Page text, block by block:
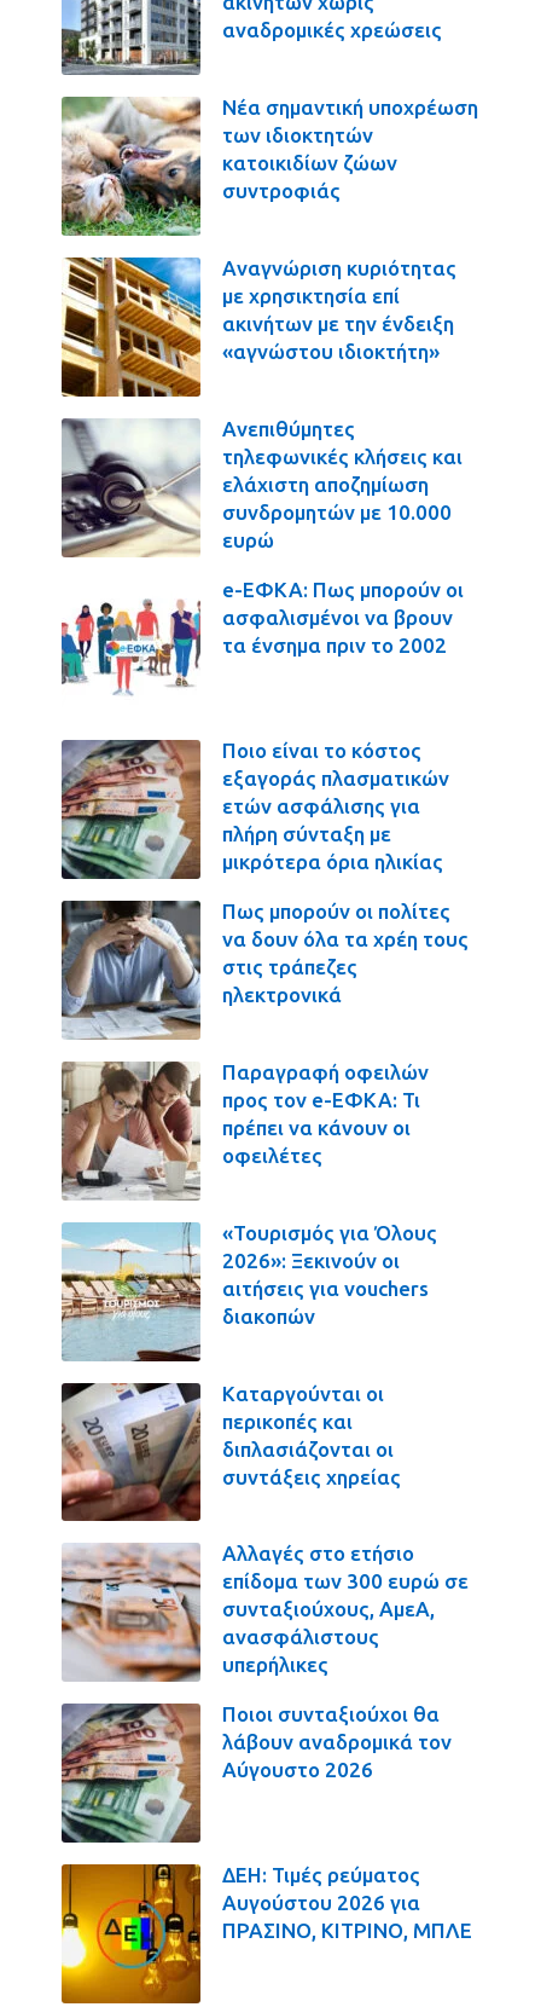
αναδρομικές χρεώσεις
Νέα σημαντική υποχρέωση
των ιδιοκτητών
κατοικιδίων ζώων
συντροφιάς
Αναγνώριση κυριότητας
με χρησικτησία επί
ακινήτων με την ένδειξη
«αγνώστου ιδιοκτήτη»
Ανεπιθύμητες
τηλεφωνικές κλήσεις και
ελάχιστη αποζημίωση
συνδρομητών με 10.000
ευρώ
e-ΕΦΚΑ: Πως μπορούν οι
ασφαλισμένοι να βρουν
τα ένσημα πριν το 2002
Ποιο είναι το κόστος
εξαγοράς πλασματικών
ετών ασφάλισης για
πλήρη σύνταξη με
μικρότερα όρια ηλικίας
Πως μπορούν οι πολίτες
να δουν όλα τα χρέη τους
στις τράπεζες
ηλεκτρονικά
Παραγραφή οφειλών
προς τον e-ΕΦΚΑ: Τι
πρέπει να κάνουν οι
οφειλέτες
«Τουρισμός για Όλους
2026»: Ξεκινούν οι
αιτήσεις για vouchers
διακοπών
Καταργούνται οι
περικοπές και
διπλασιάζονται οι
συντάξεις χηρείας
Αλλαγές στο ετήσιο
επίδομα των 300 ευρώ σε
συνταξιούχους, ΑμεΑ,
ανασφάλιστους
υπερήλικες
Ποιοι συνταξιούχοι θα
λάβουν αναδρομικά τον
Αύγουστο 2026
ΔΕΗ: Τιμές ρεύματος
Αυγούστου 2026 για
ΠΡΑΣΙΝΟ, ΚΙΤΡΙΝΟ, ΜΠΛΕ